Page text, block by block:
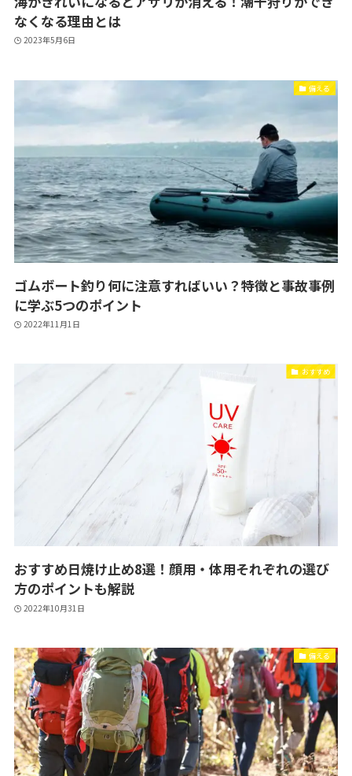
なくなる理由とは
2023年5月6日
備える
ゴムボート釣り何に注意すればいい？特徴と事故事例
に学ぶ5つのポイント
2022年11月1日
おすすめ
おすすめ日焼け止め8選！顔用・体用それぞれの選び
方のポイントも解説
2022年10月31日
備える